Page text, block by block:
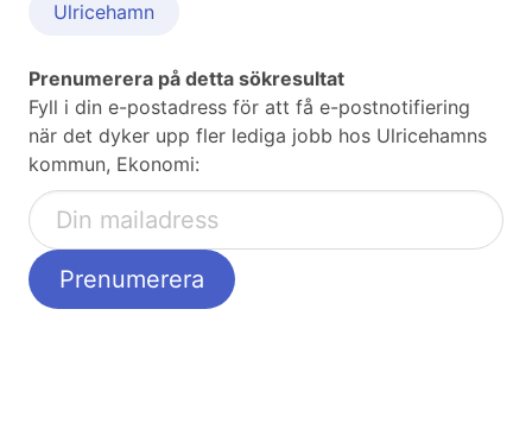
Ulricehamn
Prenumerera på detta sökresultat
Fyll i din e-postadress för att få e-postnotifiering
när det dyker upp fler lediga jobb hos Ulricehamns
kommun, Ekonomi: